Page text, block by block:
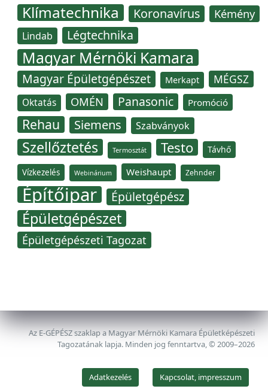
Klímatechnika Koronavírus Kémény
Lindab Légtechnika
Magyar Mérnöki Kamara
Magyar Épületgépészet Merkapt MÉGSZ
Oktatás OMÉN Panasonic Promóció
Rehau Siemens Szabványok
Szellőztetés Termosztát Testo Távhő
Vízkezelés Webinárium Weishaupt Zehnder
Építőipar Épületgépész
Épületgépészet
Épületgépészeti Tagozat
Az E-GÉPÉSZ szaklap a Magyar Mérnöki Kamara Épületképészeti
Tagozatának lapja. Minden jog fenntartva, © 2009–2026
Adatkezelés Kapcsolat, impresszum